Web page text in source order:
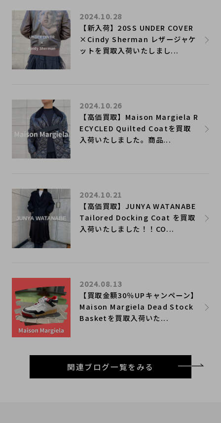
【新入荷】20SS UNDER COVER
×Cindy Sherman レザージャケ
ットを買取入荷いたしまし...
2024.10.28
【高価買取】Maison Margiela R
ECYCLED Quilted Coatを買取
入荷いたしました。商品...
2024.10.26
【高価買取】JUNYA WATANABE
Tailored Docking Coat を買取
入荷いたしました！！CO...
2024.10.21
【買取金額30％UPキャンペーン】
Maison Margiela Dead Stock
Basketを買取入荷いた...
2024.08.13
関連ブログ一覧をみる